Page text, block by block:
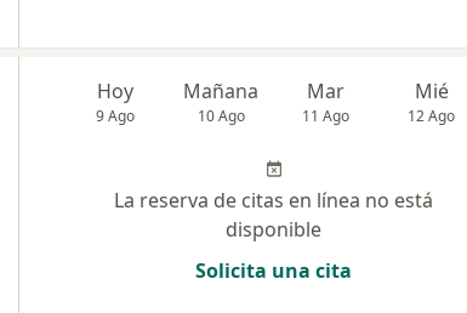
Hoy
9 Ago
Mañana
10 Ago
Mar
11 Ago
Mié
12 Ago
La reserva de citas en línea no está
disponible
Solicita una cita